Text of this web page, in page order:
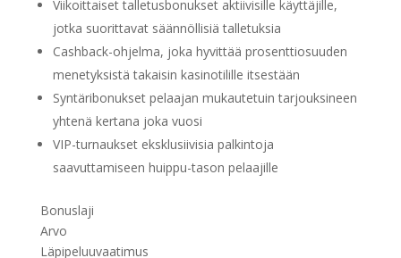
Viikoittaiset talletusbonukset aktiivisille käyttäjille,
jotka suorittavat säännöllisiä talletuksia
Cashback-ohjelma, joka hyvittää prosenttiosuuden
menetyksistä takaisin kasinotilille itsestään
Syntäribonukset pelaajan mukautetuin tarjouksineen
yhtenä kertana joka vuosi
VIP-turnaukset eksklusiivisia palkintoja
saavuttamiseen huippu-tason pelaajille
Bonuslaji
Arvo
Läpipeluuvaatimus